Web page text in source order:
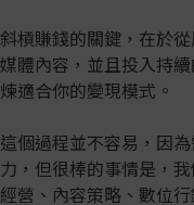
斜槓賺錢的關鍵，在於
媒體內容，並且投入持
煉適合你的變現模式。
這個過程並不容易，因
力，但很棒的事情是，
經營、內容策略、數位